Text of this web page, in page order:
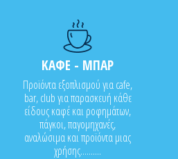
ΚΑΦΕ - ΜΠΑΡ
Προϊόντα εξοπλισμού για cafe,
bar, club για παρασκευή κάθε
είδους καφέ και ροφημάτων,
πάγκοι, παγομηχανές,
αναλώσιμα και προϊόντα μιας
χρήσης..........